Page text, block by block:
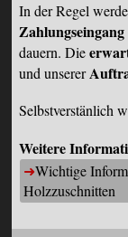
In der Regel
Zahlungseingang
dauern. Die
und unserer
Selbstverstänlich
Weitere
Wichtige
Holzzuschnitten